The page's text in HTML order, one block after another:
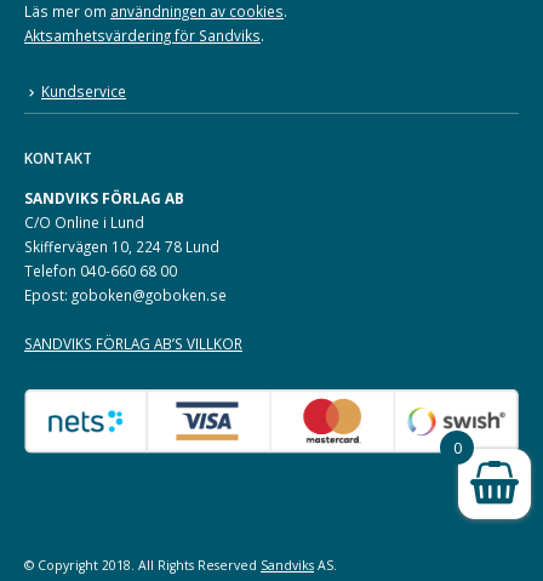
Läs mer om användningen av cookies.
Aktsamhetsvärdering för Sandviks.
Kundservice
KONTAKT
SANDVIKS FÖRLAG AB
C/O Online i Lund
Skiffervägen 10, 224 78 Lund
Telefon 040-660 68 00
Epost: goboken@goboken.se
SANDVIKS FÖRLAG AB’S VILLKOR
© Copyright 2018. All Rights Reserved Sandviks AS.
0